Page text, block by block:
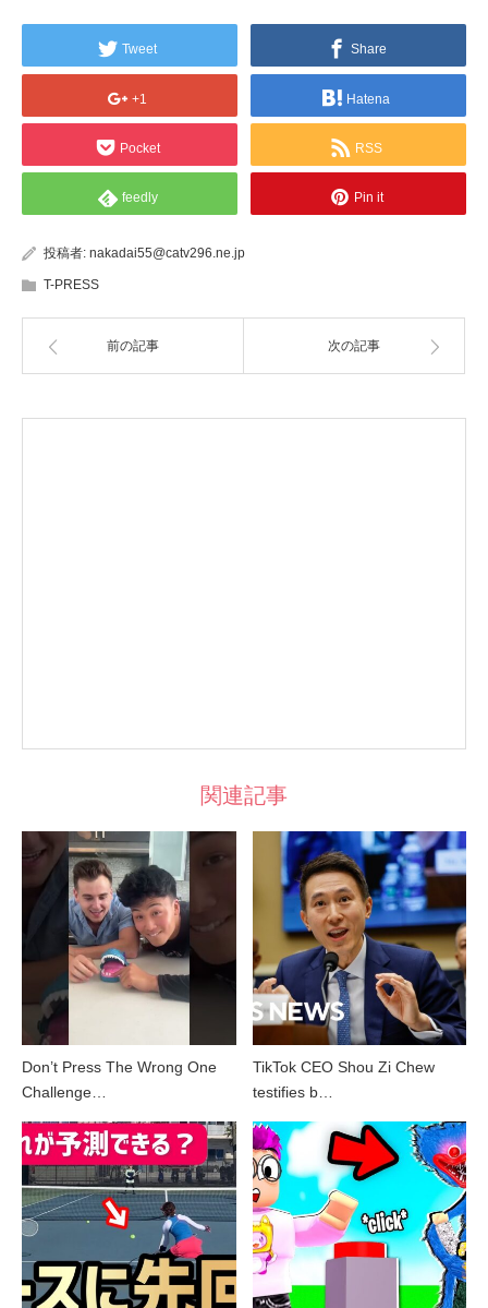
Tweet Share
+1 Hatena
Pocket RSS
feedly Pin it
投稿者: nakadai55@catv296.ne.jp
T-PRESS
前の記事 次の記事
関連記事
Don’t Press The Wrong One
Challenge…
TikTok CEO Shou Zi Chew
testifies b…